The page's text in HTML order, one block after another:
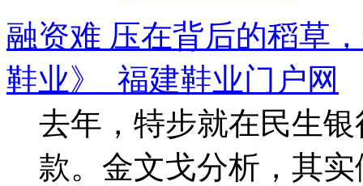
融资难 压在背后的稻草
鞋业》_福建鞋业门户网
去年，特步就在民生
款。金文戈分析，其